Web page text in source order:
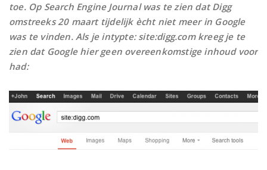
toe. Op Search Engine Journal was te zien dat Digg
omstreeks 20 maart tijdelijk ècht niet meer in Google
was te vinden. Als je intypte: site:digg.com kreeg je te
zien dat Google hier geen overeenkomstige inhoud voor
had: